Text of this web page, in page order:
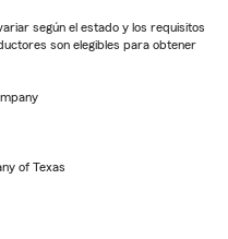
según el estado y los requisitos
son elegibles para obtener
of Texas